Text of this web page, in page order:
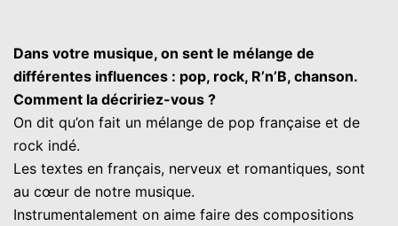
Dans votre musique, on sent le mélange de
différentes influences : pop, rock, R’n’B, chanson.
Comment la décririez-vous ?
On dit qu’on fait un mélange de pop française et de
rock indé.
Les textes en français, nerveux et romantiques, sont
au cœur de notre musique.
Instrumentalement on aime faire des compositions